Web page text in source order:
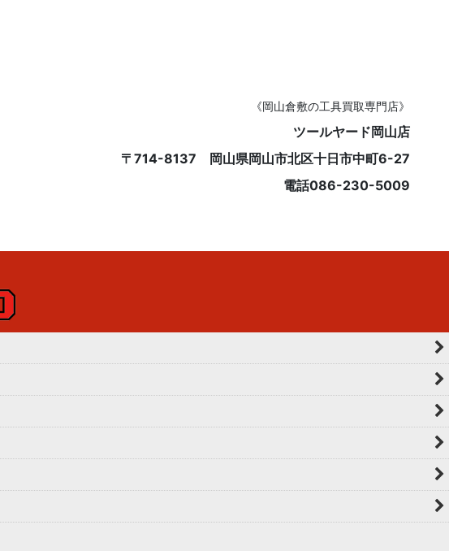
《岡山倉敷の工具買取専門店》
ツールヤード岡山店
〒714-8137 岡山県岡山市北区十日市中町6-27
電話086-230-5009